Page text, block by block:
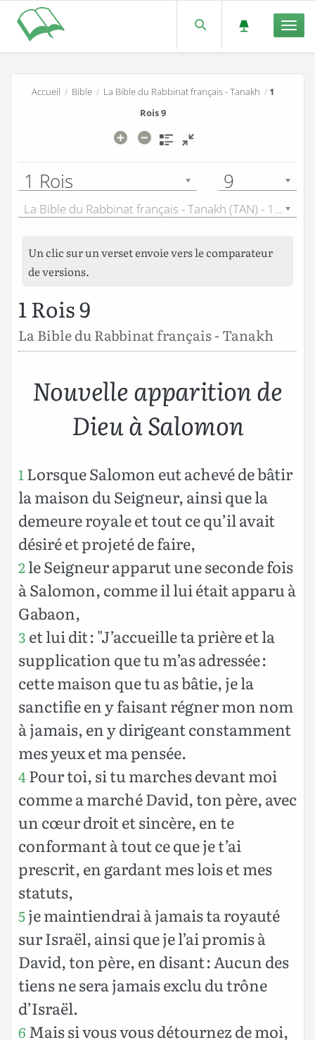
Accueil / Bible/ La Bible du Rabbinat français - Tanakh / 1
Rois 9
1 Rois 9
La Bible du Rabbinat français - Tanakh (TAN) - 1899
Un clic sur un verset envoie vers le comparateur
de versions.
1 Rois 9
La Bible du Rabbinat français - Tanakh
Nouvelle apparition de
Dieu à Salomon
1 Lorsque Salomon eut achevé de bâtir
la maison du Seigneur, ainsi que la
demeure royale et tout ce qu’il avait
désiré et projeté de faire,
2le Seigneur apparut une seconde fois
à Salomon, comme il lui était apparu à
Gabaon,
3 et lui dit : "J’accueille ta prière et la
supplication que tu m’as adressée :
cette maison que tu as bâtie, je la
sanctifie en y faisant régner mon nom
à jamais, en y dirigeant constamment
mes yeux et ma pensée.
4Pour toi, si tu marches devant moi
comme a marché David, ton père, avec
un cœur droit et sincère, en te
conformant à tout ce que je t’ai
prescrit, en gardant mes lois et mes
statuts,
5je maintiendrai à jamais ta royauté
sur Israël, ainsi que je l’ai promis à
David, ton père, en disant : Aucun des
tiens ne sera jamais exclu du trône
d’Israël.
6 Mais si vous vous détournez de moi,